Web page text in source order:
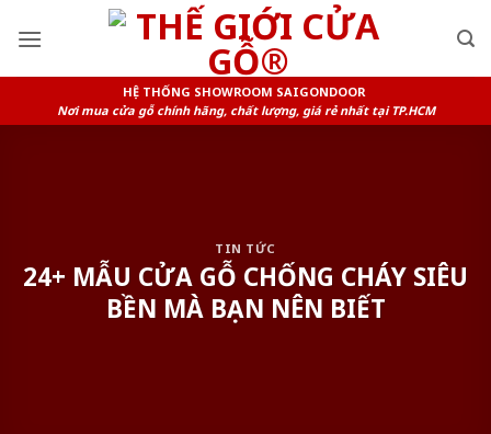
HỆ THỐNG SHOWROOM SAIGONDOOR
Nơi mua cửa gỗ chính hãng, chất lượng, giá rẻ nhất tại TP.HCM
TIN TỨC
24+ MẪU CỬA GỖ CHỐNG CHÁY SIÊU
BỀN MÀ BẠN NÊN BIẾT